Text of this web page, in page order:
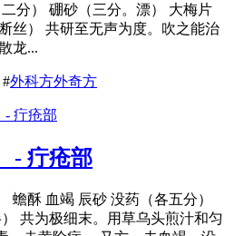
分） 硼砂（三分。漂） 大梅片
丝） 共研至无声为度。吹之能治
龙...
#外科方外奇方
- 疔疮部
蟾酥 血竭 辰砂 没药（各五分）
共为极细末。用草乌头煎汁和匀